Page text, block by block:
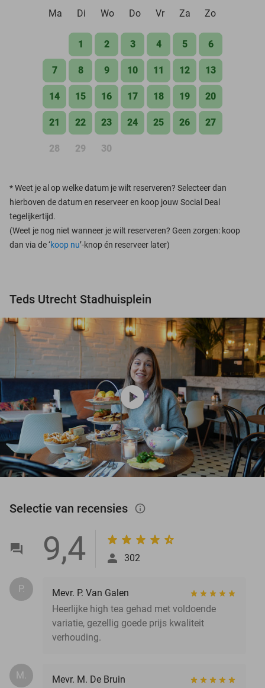
Ma
Di Wo Do Vr Za Zo
1 2 3 4 5 6
7 8 9 10 11 12 13
14 15 16 17 18 19 20
21 22 23 24 25 26 27
28 29 30
*Weet je al op welke datum je wilt reserveren? Selecteer dan
hierboven de datum en reserveer en koop jouw Social Deal
tegelijkertijd.
(Weet je nog niet wanneer je wilt reserveren? Geen zorgen: koop
dan via de ‘koop nu’-knop én reserveer later)
Teds Utrecht Stadhuisplein
play_circle
Selectie van recensies info_outlined
9,4 302
P.
Mevr. P. Van Galen
Heerlijke high tea gehad met voldoende
variatie, gezellig goede prijs kwaliteit
verhouding.
M. Mevr. M. De Bruin